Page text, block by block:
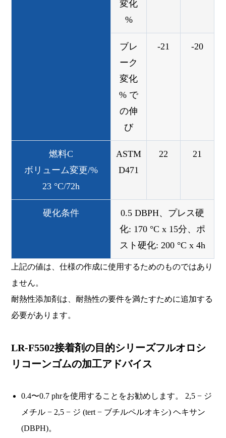
変化
%
ブレ
ーク
変化
% で
の伸
び
-21 -20
燃料C
ボリューム変更/%
23 °C/72h
ASTM
D471
22 21
硬化条件
0.5 DBPH、プレス硬
化: 170 °C x 15分、ポ
スト硬化: 200 °C x 4h
上記の値は、仕様の作成に使用するためのものではあり
ません。
耐熱性添加剤は、耐熱性の要件を満たすために追加する
必要があります。
LR-F5502接着剤の目的シリーズフルオロシ
リコーンゴムの加工アドバイス
0.4〜0.7 phrを使用することをお勧めします。 2,5 − ジ
メチル − 2,5 − ジ (tert − ブチルペルオキシ) ヘキサン
(DBPH)。